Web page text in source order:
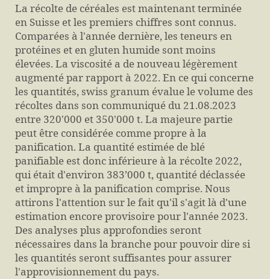
La récolte de céréales est maintenant terminée
en Suisse et les premiers chiffres sont connus.
Comparées à l'année dernière, les teneurs en
protéines et en gluten humide sont moins
élevées. La viscosité a de nouveau légèrement
augmenté par rapport à 2022. En ce qui concerne
les quantités, swiss granum évalue le volume des
récoltes dans son communiqué du 21.08.2023
entre 320'000 et 350'000 t. La majeure partie
peut être considérée comme propre à la
panification. La quantité estimée de blé
panifiable est donc inférieure à la récolte 2022,
qui était d'environ 383’000 t, quantité déclassée
et impropre à la panification comprise. Nous
attirons l'attention sur le fait qu'il s'agit là d'une
estimation encore provisoire pour l'année 2023.
Des analyses plus approfondies seront
nécessaires dans la branche pour pouvoir dire si
les quantités seront suffisantes pour assurer
l'approvisionnement du pays.